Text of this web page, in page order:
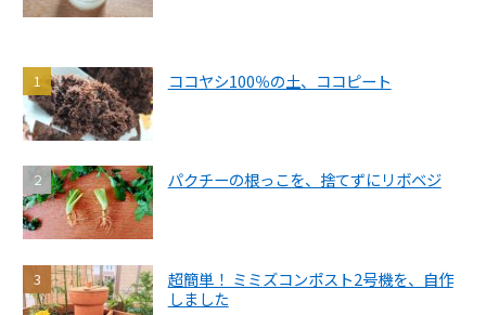
ココヤシ100％の土、ココピート
パクチーの根っこを、捨てずにリボベジ
超簡単！ ミミズコンポスト2号機を、自作
しました